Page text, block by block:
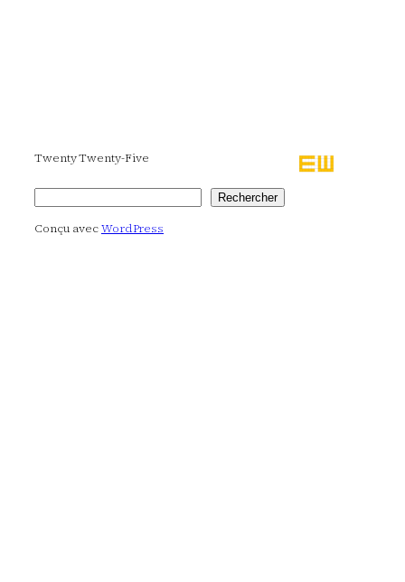
Twenty Twenty-Five
Rechercher Rechercher
Conçu avecWordPress